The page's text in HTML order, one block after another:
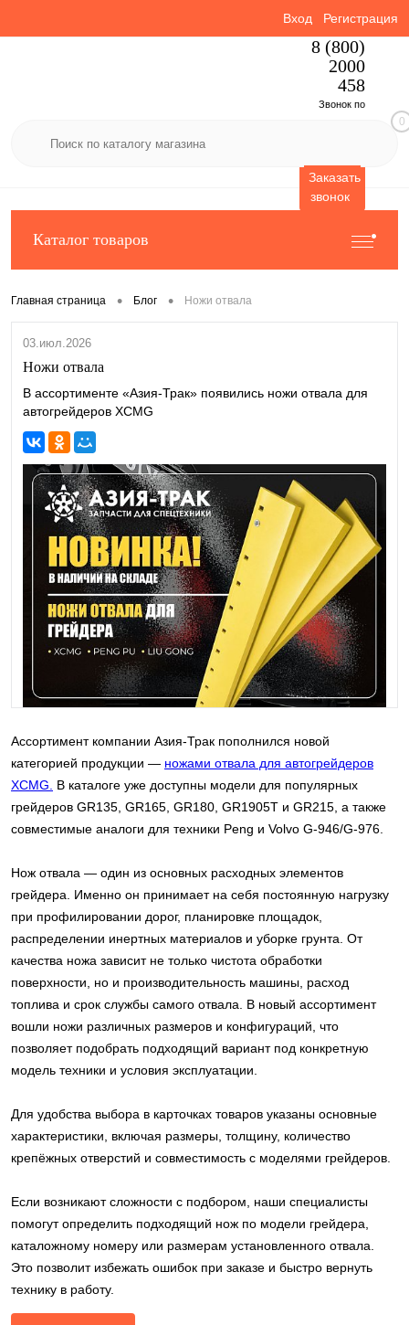
Вход Регистрация
8 (800)
2000
458
Звонок по
Заказать
звонок
0
Каталог товаров
Главная страница • Блог • Ножи отвала
03.июл.2026
Ножи отвала
В ассортименте «Азия-Трак» появились ножи отвала для
автогрейдеров XCMG
Ассортимент компании Азия-Трак пополнился новой
категорией продукции — ножами отвала для автогрейдеров
XCMG.
В каталоге уже доступны модели для популярных
грейдеров GR135, GR165, GR180, GR1905T и GR215, а также
совместимые аналоги для техники Peng и Volvo G-946/G-976.
Нож отвала — один из основных расходных элементов
грейдера. Именно он принимает на себя постоянную нагрузку
при профилировании дорог, планировке площадок,
распределении инертных материалов и уборке грунта. От
качества ножа зависит не только чистота обработки
поверхности, но и производительность машины, расход
топлива и срок службы самого отвала. В новый ассортимент
вошли ножи различных размеров и конфигураций, что
позволяет подобрать подходящий вариант под конкретную
модель техники и условия эксплуатации.
Для удобства выбора в карточках товаров указаны основные
характеристики, включая размеры, толщину, количество
крепёжных отверстий и совместимость с моделями грейдеров.
Если возникают сложности с подбором, наши специалисты
помогут определить подходящий нож по модели грейдера,
каталожному номеру или размерам установленного отвала.
Это позволит избежать ошибок при заказе и быстро вернуть
технику в работу.